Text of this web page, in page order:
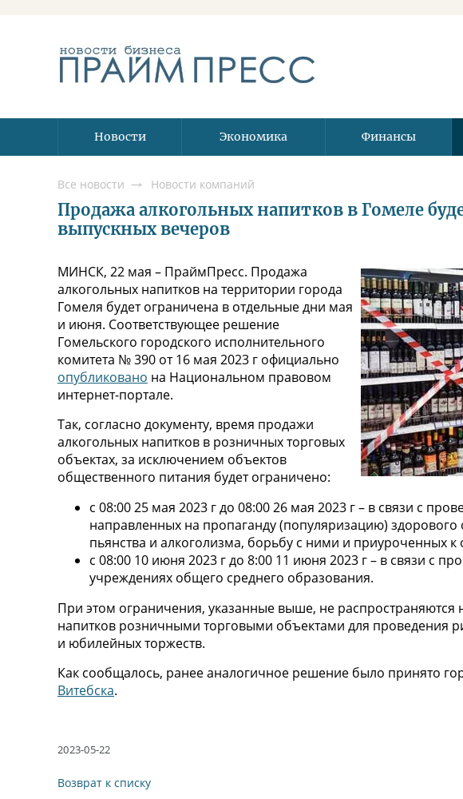
Новости Экономика Финансы
Все новости Новости компаний
Продажа алкогольных напитков в Гомеле
выпускных вечеров
МИНСК, 22 мая – ПраймПресс. Продажа
алкогольных напитков на территории города
Гомеля будет ограничена в отдельные дни мая
и июня. Соответствующее решение
Гомельского городского исполнительного
комитета № 390 от 16 мая 2023 г официально
опубликовано на Национальном правовом
интернет-портале.
Так, согласно документу, время продажи
алкогольных напитков в розничных торговых
объектах, за исключением объектов
общественного питания будет ограничено:
с 08:00 25 мая 2023 г до 08:00 26 мая 2023 г – в связи с
направленных на пропаганду (популяризацию)
пьянства и алкоголизма, борьбу с ними и приуроченных
с 08:00 10 июня 2023 г до 8:00 11 июня 2023 г – в связи с
учреждениях общего среднего образования.
При этом ограничения, указанные выше, не распространяются
напитков розничными торговыми объектами для проведения
и юбилейных торжеств.
Как сообщалось, ранее аналогичное решение было принято
Витебска.
2023-05-22
Возврат к списку